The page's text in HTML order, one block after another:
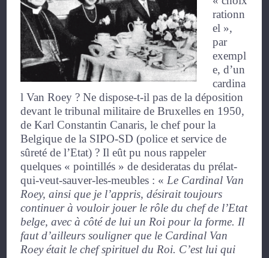
rationn
el »,
par
exempl
e, d’un
cardina
l Van Roey ? Ne dispose-t-il pas de la déposition
devant le tribunal militaire de Bruxelles en 1950,
de Karl Constantin Canaris, le chef pour la
Belgique de la SIPO-SD (police et service de
sûreté de l’Etat) ? Il eût pu nous rappeler
quelques « pointillés » de desideratas du prélat-
qui-veut-sauver-les-meubles : « Le Cardinal Van
Roey, ainsi que je l’appris, désirait toujours
continuer à vouloir jouer le rôle du chef de l’Etat
belge, avec à côté de lui un Roi pour la forme. Il
faut d’ailleurs souligner que le Cardinal Van
Roey était le chef spirituel du Roi. C’est lui qui